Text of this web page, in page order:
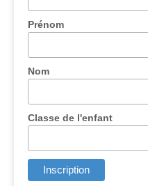
Prénom
Nom
Classe de l'enfant